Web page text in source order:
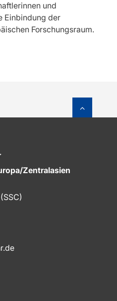
und
Einbindung der
Forschungsraum.
Zentralasien